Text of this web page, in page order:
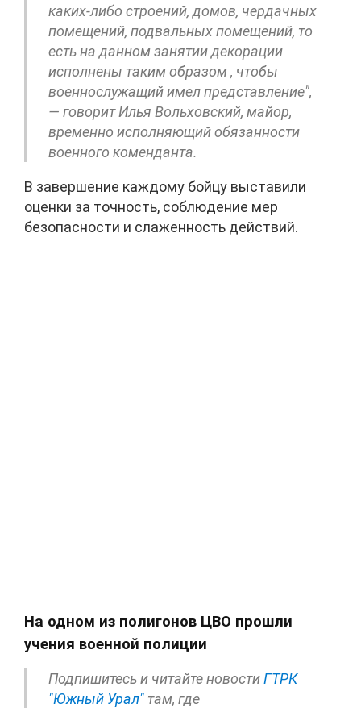
каких-либо строений, домов, чердачных
помещений, подвальных помещений, то
есть на данном занятии декорации
исполнены таким образом , чтобы
военнослужащий имел представление",
— говорит Илья Вольховский, майор,
временно исполняющий обязанности
военного коменданта.
В завершение каждому бойцу выставили
оценки за точность, соблюдение мер
безопасности и слаженность действий.
На одном из полигонов ЦВО прошли
учения военной полиции
Подпишитесь и читайте новостиГТРК
"Южный Урал" там, где